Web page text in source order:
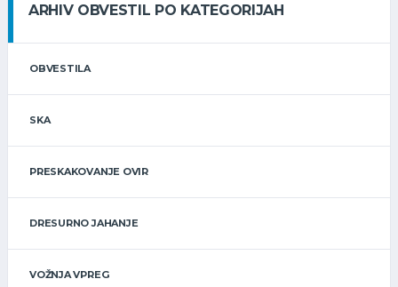
ARHIV OBVESTIL PO KATEGORIJAH
OBVESTILA
SKA
PRESKAKOVANJE OVIR
DRESURNO JAHANJE
VOŽNJA VPREG